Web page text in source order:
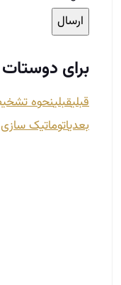
برای
قبلیقبلینحوه
بعدیاتوماتیک